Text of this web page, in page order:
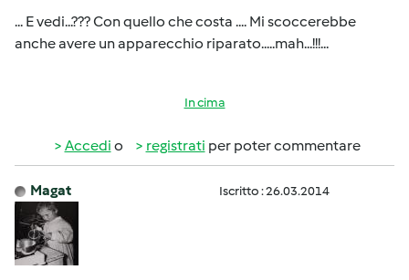
... E vedi...??? Con quello che costa .... Mi scoccerebbe
anche avere un apparecchio riparato.....mah...!!!...
In cima
Accedi o registrati per poter commentare
Magat Iscritto : 26.03.2014